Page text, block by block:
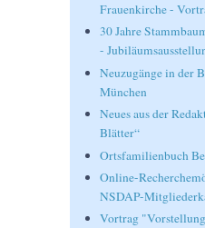
Frauenkirche -
30 Jahre
-
Neuzugänge in der
München
Neues aus der
Blätter“
Ortsfamilienbuch
Online-
NSDAP-
Vortrag